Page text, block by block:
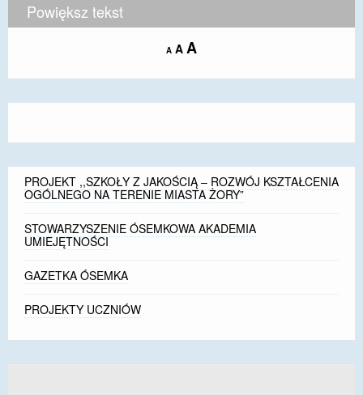
Powiększ tekst
A Decrease
size.
A Reset
size.
AIncrease
size.
PROJEKT ,,SZKOŁY Z JAKOŚCIĄ – ROZWÓJ KSZTAŁCENIA
OGÓLNEGO NA TERENIE MIASTA ŻORY”
STOWARZYSZENIE ÓSEMKOWA AKADEMIA
UMIEJĘTNOŚCI
GAZETKA ÓSEMKA
PROJEKTY UCZNIÓW